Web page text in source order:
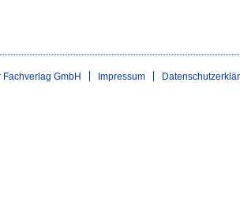
GmbH Impressum